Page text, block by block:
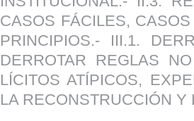
CASOS FÁCILES,
PRINCIPIOS.- III.1.
DERROTAR REGLAS
LÍCITOS ATÍPICOS,
LA RECONSTRUCCIÓN